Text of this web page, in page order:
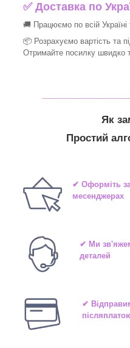
✅Доставка по
🚚 Працюємо по всій Україні
📦 Розрахуємо вартість та
Отримайте посилку швидко
Як
Простий
✔ Оформіть
месенджерах
✔ Ми
деталей
✔